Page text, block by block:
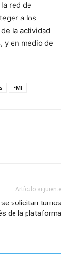
red de
a los
la actividad
y en medio de
FMI
Artículo siguiente
se solicitan turnos
de la plataforma